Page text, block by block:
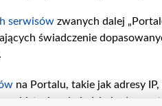
serwisów zwanych dalej
świadczenie
na Portalu, takie jak adresy
historia odwiedzin będą